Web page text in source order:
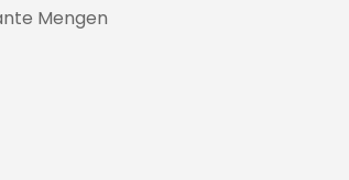
Mengen